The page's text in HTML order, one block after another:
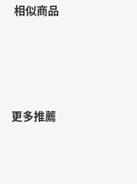
相似商品
更多推薦